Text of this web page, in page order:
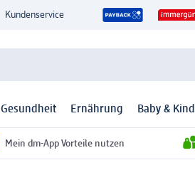
Kundenservice
Gesundheit Ernährung Baby & Kind
Mein dm-App Vorteile nutzen